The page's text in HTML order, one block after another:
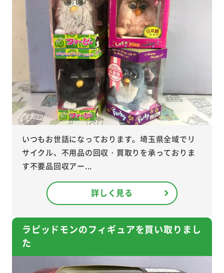
いつもお世話になっております。埼玉県全域でリ
サイクル、不用品の回収・買取りを承っておりま
す不要品回収アー...
詳しく見る
ラピッドモンのフィギュアを買い取りまし
た